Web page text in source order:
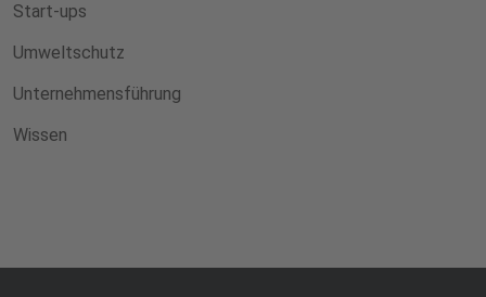
Start-ups
Umweltschutz
Unternehmensführung
Wissen